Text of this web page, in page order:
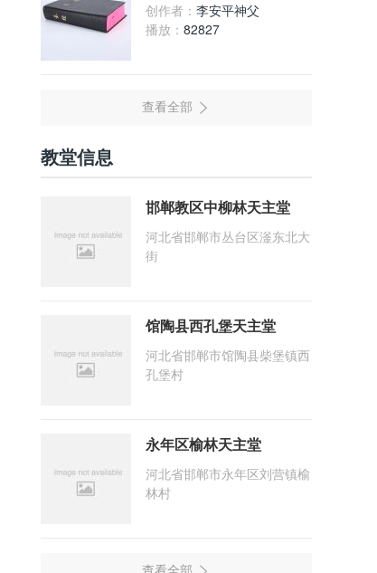
创作者： 李安平神父
播放： 82827
教堂信息
邯郸教区中柳林天主堂
河北省邯郸市丛台区滏东北大
街
馆陶县西孔堡天主堂
河北省邯郸市馆陶县柴堡镇西
孔堡村
永年区榆林天主堂
河北省邯郸市永年区刘营镇榆
林村